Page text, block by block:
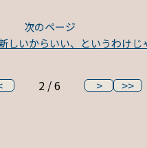
次のページ
しいからいい、というわけじ
2 / 6 > >>